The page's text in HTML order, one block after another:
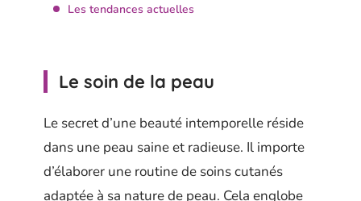
Les tendances actuelles
Le soin de la peau
Le secret d’une beauté intemporelle réside
dans une peau saine et radieuse. Il importe
d’élaborer une routine de soins cutanés
adaptée à sa nature de peau. Cela englobe